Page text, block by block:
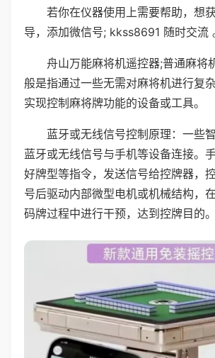
若你在仪器使用上需要帮助，想
导，添加微信号; kkss8691 随时交流
舟山万能麻将机遥控器;普通麻将
般是指通过一些无需对麻将机进行复
实现控制麻将牌功能的设备或工具。
蓝牙或无线信号控制原理：一些
蓝牙或无线信号与手机等设备连接。
好牌型等指令，发送信号给控牌器，
号后驱动内部微型电机或机械结构，
码牌过程中进行干预，达到控牌目的。